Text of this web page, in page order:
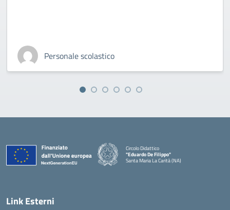
Personale scolastico
Circolo Didattico
"Eduardo De Filippo"
Santa Maria La Carità (NA)
Link Esterni